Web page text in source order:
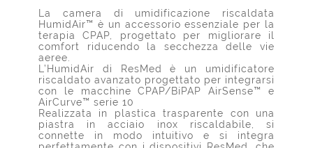
La camera di umidificazione riscaldata
HumidAir™ è un accessorio essenziale per la
terapia CPAP, progettato per migliorare il
comfort riducendo la secchezza delle vie
aeree.
L’HumidAir di ResMed è un umidificatore
riscaldato avanzato progettato per integrarsi
con le macchine CPAP/BiPAP AirSense™ e
AirCurve™ serie 10
Realizzata in plastica trasparente con una
piastra in acciaio inox riscaldabile, si
connette in modo intuitivo e si integra